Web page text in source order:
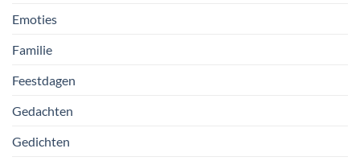
Emoties
Familie
Feestdagen
Gedachten
Gedichten